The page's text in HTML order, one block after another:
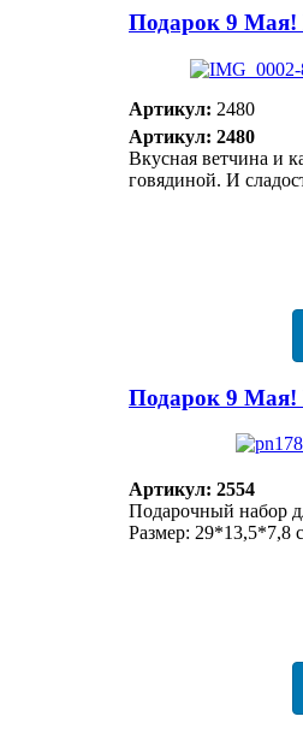
Подарок 9
Артикул: 2480
Артикул: 2480
Вкусная ветчина и
говядиной. И
Подарок 9
Артикул: 2554
Подарочный набор
Размер: 29*13,5*7,8